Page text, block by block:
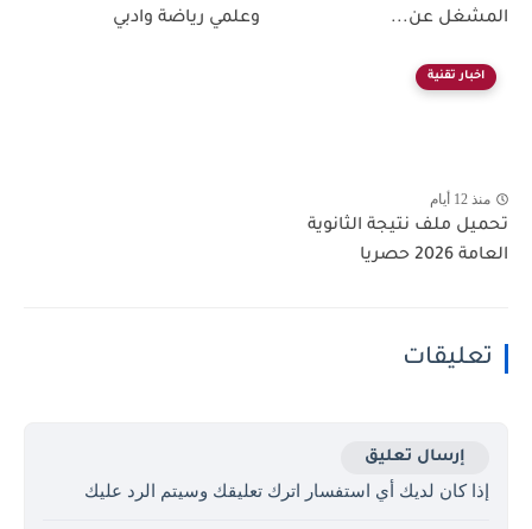
المشغل عن...
وعلمي رياضة وادبي
اخبار تقنية
منذ 12 أيام
تحميل ملف نتيجة الثانوية
العامة 2026 حصريا
تعليقات
إرسال تعليق
إذا كان لديك أي استفسار اترك تعليقك وسيتم الرد عليك